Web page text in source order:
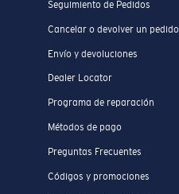
Seguimiento de Pedidos
Cancelar o devolver un pedido
Envío y devoluciones
Dealer Locator
Programa de reparación
Métodos de pago
Preguntas Frecuentes
Códigos y promociones